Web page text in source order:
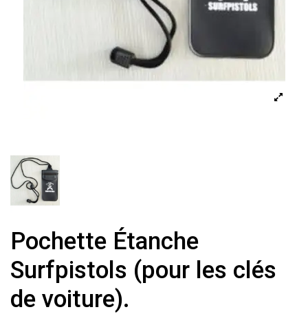
Pochette Étanche
Surfpistols (pour les clés
de voiture).